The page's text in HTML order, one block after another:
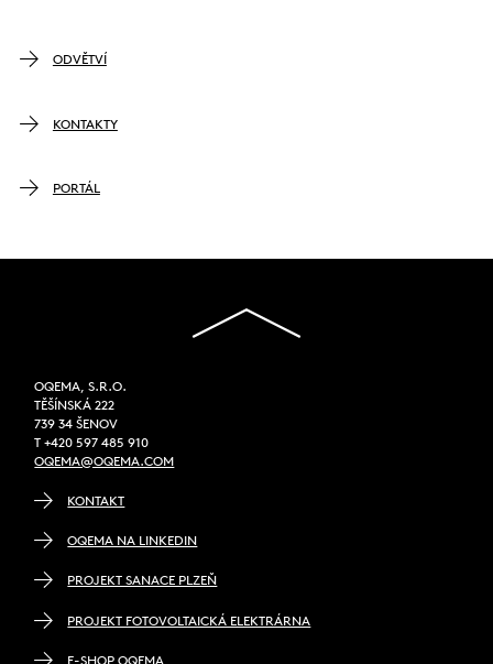
ODVĚTVÍ
KONTAKTY
PORTÁL
OQEMA, S.R.O.
TĚŠÍNSKÁ 222
739 34 ŠENOV
T +420 597 485 910
OQEMA@OQEMA.COM
KONTAKT
OQEMA NA LINKEDIN
PROJEKT SANACE PLZEŇ
PROJEKT FOTOVOLTAICKÁ ELEKTRÁRNA
E-SHOP OQEMA